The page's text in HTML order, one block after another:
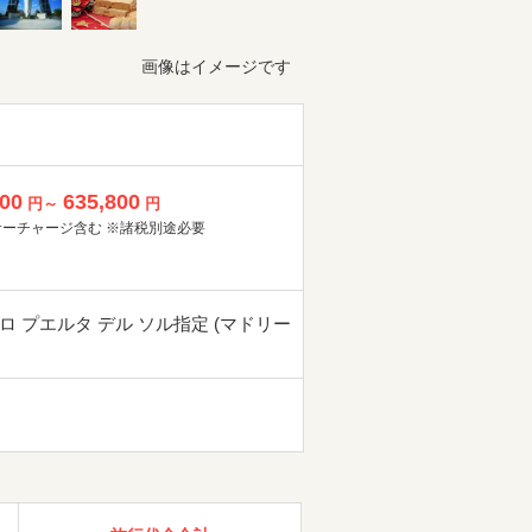
画像はイメージです
円～ 635,800 円
チャージ含む ※諸税別途必要
プエルタ デル ソル指定 (マドリー